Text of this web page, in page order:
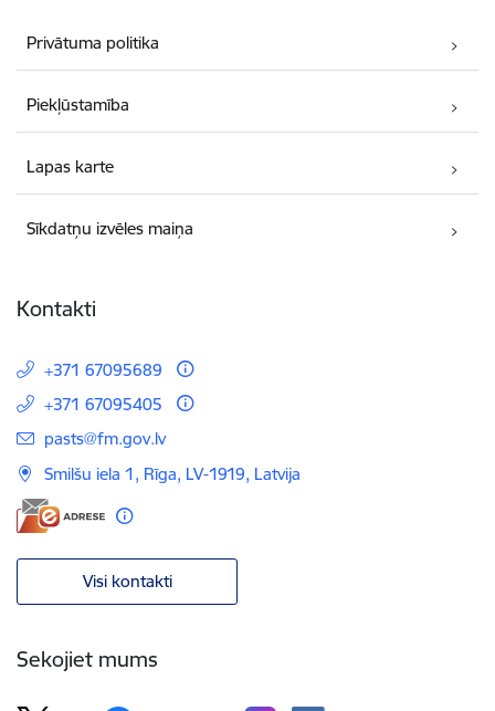
Privātuma politika
Piekļūstamība
Lapas karte
Sīkdatņu izvēles maiņa
Kontakti
+371 67095689
+371 67095405
E-pasts:
pasts@fm.gov.lv
Smilšu iela 1, Rīga, LV-1919, Latvija
Visi kontakti
Sekojiet mums